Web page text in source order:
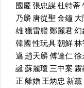
國慶張忠謀杜特蒂
乃麟唐從聖金鐘
雄獵雷艦鄭麗君幻
韓國性玩具朝鮮林
邁 趙天麟傅達仁徐
誕蘇麗瓊三中案霧
正離婚王炳忠 新黨